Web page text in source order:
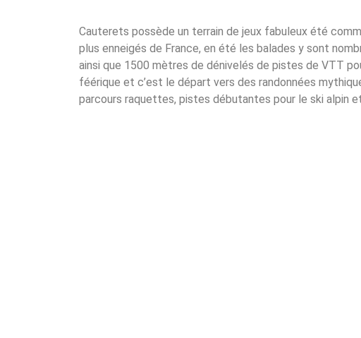
Cauterets possède un terrain de jeux fabuleux été
plus enneigés de France, en été les balades y sont
ainsi que 1500 mètres de dénivelés de pistes de VTT
féérique et c’est le départ vers des randonnées
parcours raquettes, pistes débutantes pour le ski alpin